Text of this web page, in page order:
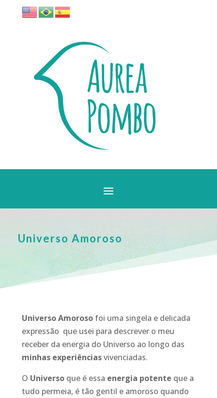
Universo Amoroso
Universo Amorosofoi uma singela e delicada
expressão que usei para descrever o meu
receber da energia do Universo ao longo das
minhas experiênciasvivenciadas.
O Universoque é essa energia potente que a
tudo permeia, é tão gentil e amoroso quando